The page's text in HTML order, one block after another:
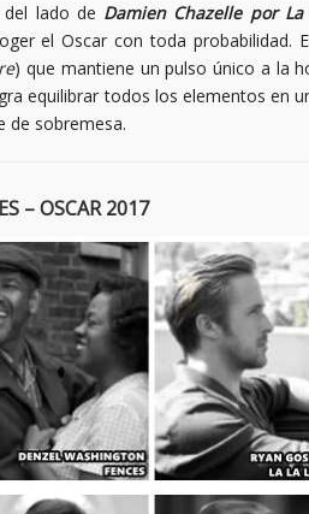
lado de Damien Chazelle por La
el Oscar con toda probabilidad.
) que mantiene un pulso único a la
equilibrar todos los elementos en
de sobremesa.
– OSCAR 2017